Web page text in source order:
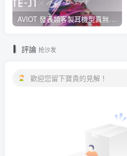
AVIOT 發表類客製耳機型真無線耳機 TE-J1 ，具 Hi-Res 認證、與 BiSH 成員 AiNA THE END 合作開發
評論 抢沙发
歡迎您留下寶貴的見解！